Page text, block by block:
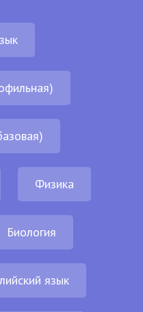
Физика
Биология
язык